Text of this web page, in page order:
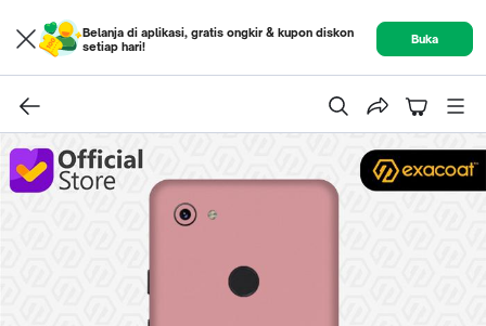
Belanja di aplikasi, gratis ongkir & kupon diskon
setiap hari!
Buka